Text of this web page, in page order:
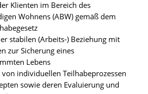
Klienten im Bereich des
Wohnens (ABW) gemäß dem
stabilen (Arbeits-) Beziehung mit
zur Sicherung eines
Lebens
von individuellen Teilhabeprozessen
sowie deren Evaluierung und